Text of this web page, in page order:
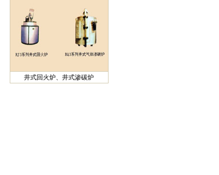
井式回火炉、井式渗碳炉